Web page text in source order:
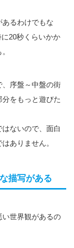
るわけでもな
20秒くらいかか
序盤～中盤の街
をもっと遊びた
ないので、面白
ありません。
描写がある
世界観があるの